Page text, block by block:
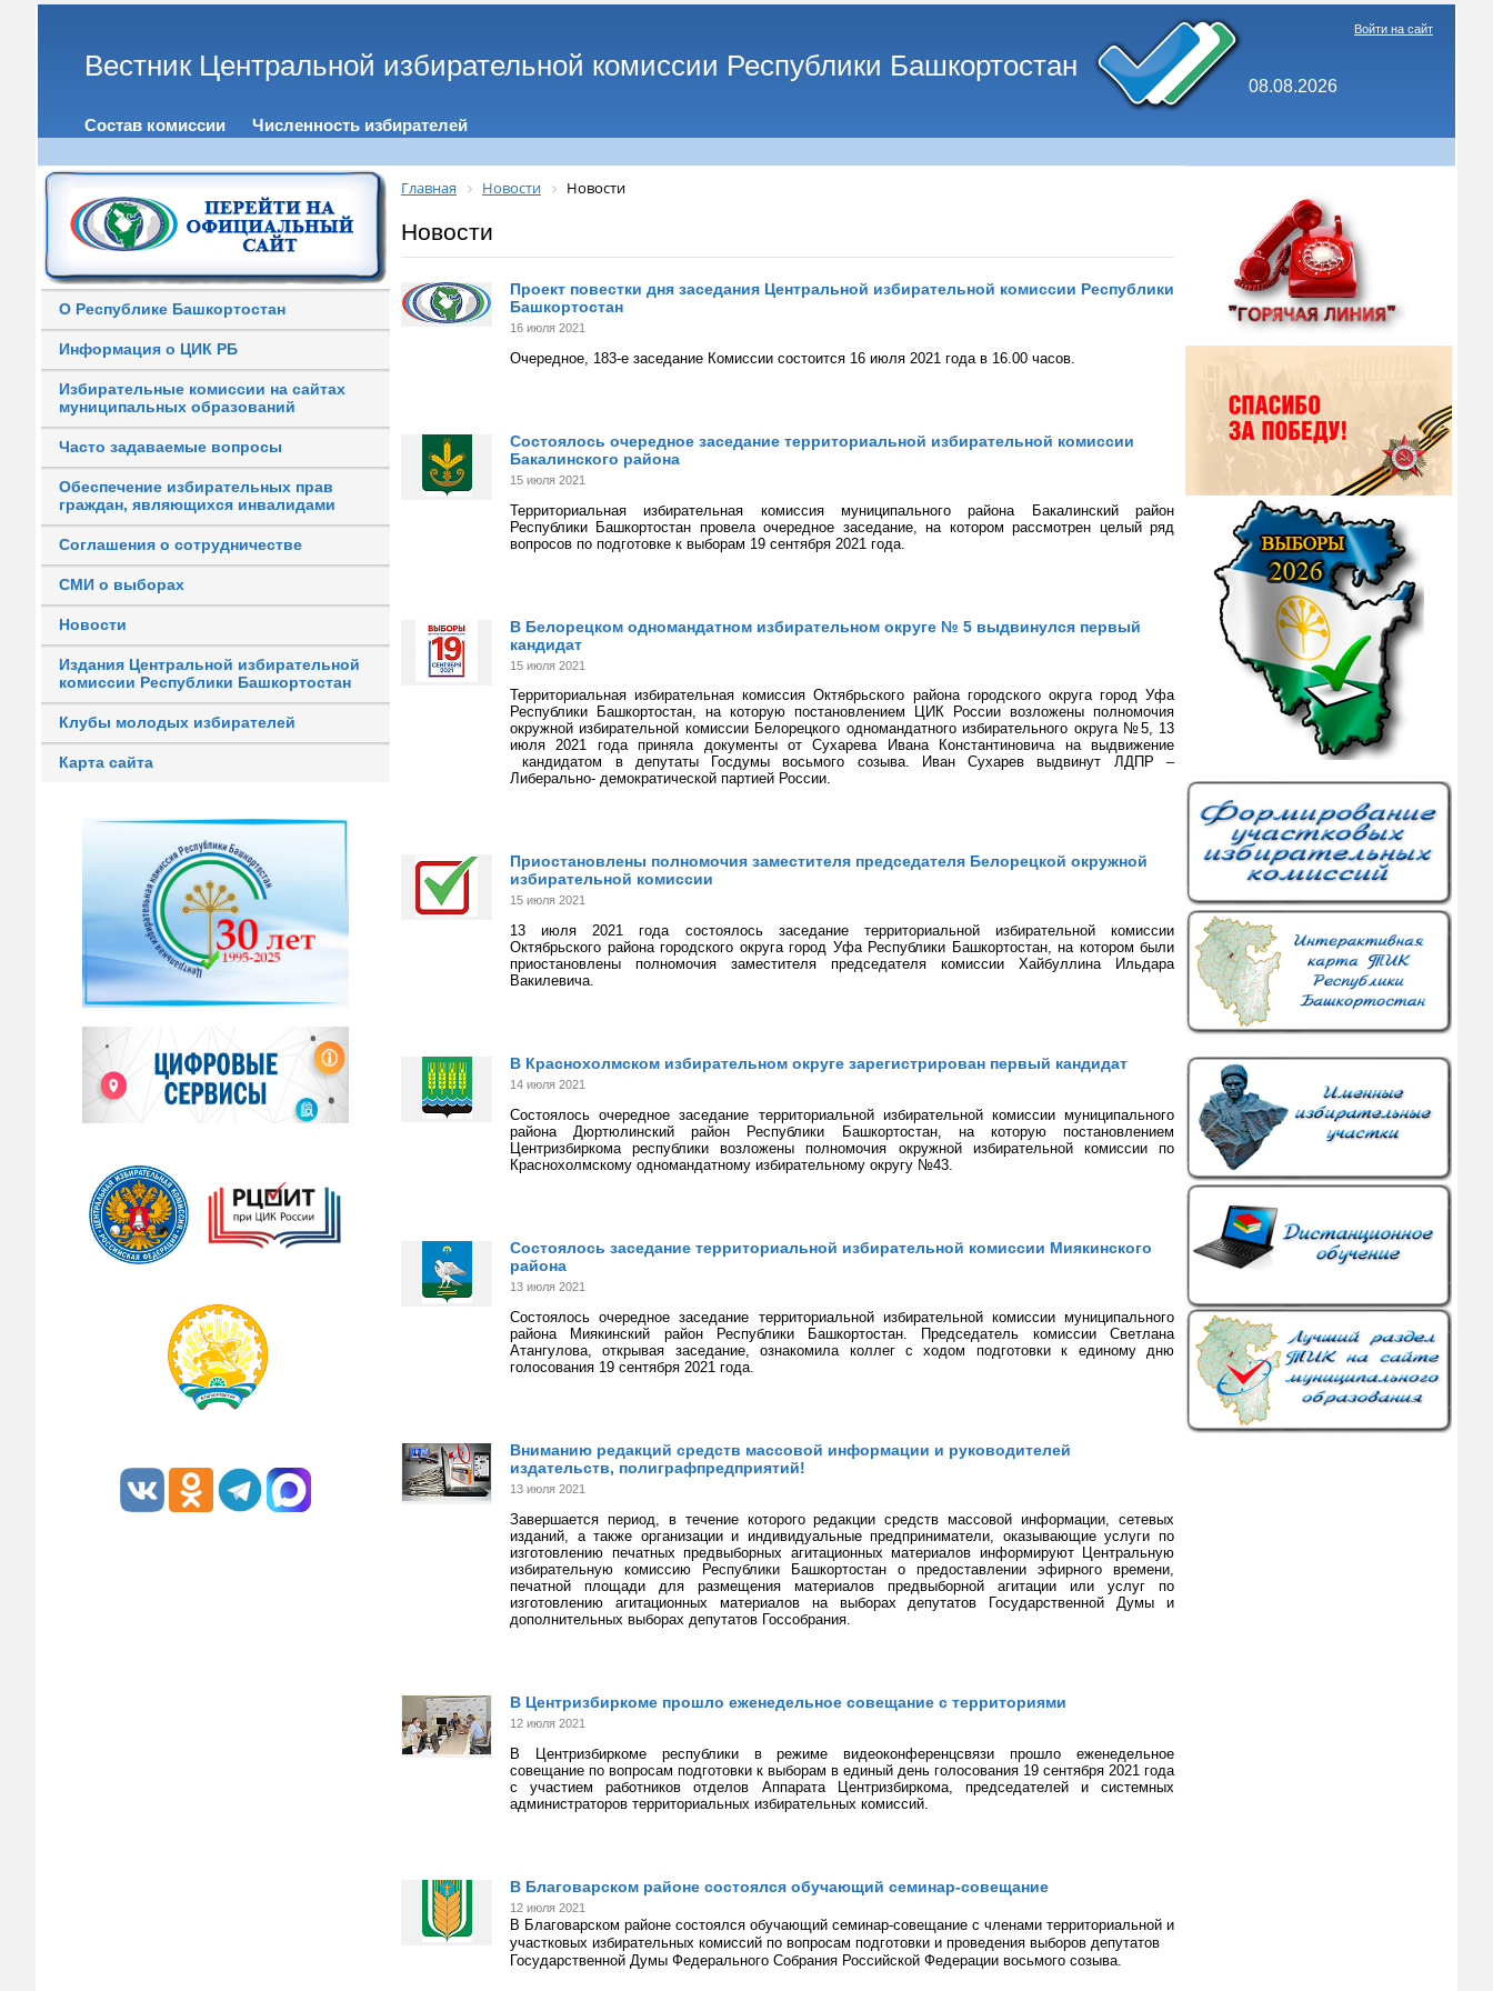
Вестник Центральной избирательной комиссии Республики Башкортостан
08.08.2026
Войти на сайт
Состав комиссии Численность избирателей
О Республике Башкортостан
Информация о ЦИК РБ
Избирательные комиссии на сайтах
муниципальных образований
Часто задаваемые вопросы
Обеспечение избирательных прав
граждан, являющихся инвалидами
Соглашения о сотрудничестве
СМИ о выборах
Новости
Издания Центральной избирательной
комиссии Республики Башкортостан
Клубы молодых избирателей
Карта сайта
Главная Новости Новости
Новости
Проект повестки дня заседания Центральной избирательной комиссии Республики
Башкортостан
16 июля 2021
Очередное, 183-е заседание Комиссии состоится 16 июля 2021 года в 16.00 часов.
Состоялось очередное заседание территориальной избирательной комиссии
Бакалинского района
15 июля 2021
Территориальная избирательная комиссия муниципального района Бакалинский район
Республики Башкортостан провела очередное заседание, на котором рассмотрен целый ряд
вопросов по подготовке к выборам 19 сентября 2021 года.
В Белорецком одномандатном избирательном округе № 5 выдвинулся первый
кандидат
15 июля 2021
Территориальная избирательная комиссия Октябрьского района городского округа город Уфа
Республики Башкортостан, на которую постановлением ЦИК России возложены полномочия
окружной избирательной комиссии Белорецкого одномандатного избирательного округа №5, 13
июля 2021 года приняла документы от Сухарева Ивана Константиновича на выдвижение
кандидатом в депутаты Госдумы восьмого созыва. Иван Сухарев выдвинут ЛДПР –
Либерально- демократической партией России.
Приостановлены полномочия заместителя председателя Белорецкой окружной
избирательной комиссии
15 июля 2021
13 июля 2021 года состоялось заседание территориальной избирательной комиссии
Октябрьского района городского округа город Уфа Республики Башкортостан, на котором были
приостановлены полномочия заместителя председателя комиссии Хайбуллина Ильдара
Вакилевича.
В Краснохолмском избирательном округе зарегистрирован первый кандидат
14 июля 2021
Состоялось очередное заседание территориальной избирательной комиссии муниципального
района Дюртюлинский район Республики Башкортостан, на которую постановлением
Центризбиркома республики возложены полномочия окружной избирательной комиссии по
Краснохолмскому одномандатному избирательному округу №43.
Состоялось заседание территориальной избирательной комиссии Миякинского
района
13 июля 2021
Состоялось очередное заседание территориальной избирательной комиссии муниципального
района Миякинский район Республики Башкортостан. Председатель комиссии Светлана
Атангулова, открывая заседание, ознакомила коллег с ходом подготовки к единому дню
голосования 19 сентября 2021 года.
Вниманию редакций средств массовой информации и руководителей
издательств, полиграфпредприятий!
13 июля 2021
Завершается период, в течение которого редакции средств массовой информации, сетевых
изданий, а также организации и индивидуальные предприниматели, оказывающие услуги по
изготовлению печатных предвыборных агитационных материалов информируют Центральную
избирательную комиссию Республики Башкортостан о предоставлении эфирного времени,
печатной площади для размещения материалов предвыборной агитации или услуг по
изготовлению агитационных материалов на выборах депутатов Государственной Думы и
дополнительных выборах депутатов Госсобрания.
В Центризбиркоме прошло еженедельное совещание с территориями
12 июля 2021
В Центризбиркоме республики в режиме видеоконференцсвязи прошло еженедельное
совещание по вопросам подготовки к выборам в единый день голосования 19 сентября 2021 года
с участием работников отделов Аппарата Центризбиркома, председателей и системных
администраторов территориальных избирательных комиссий.
В Благоварском районе состоялся обучающий семинар-совещание
12 июля 2021
В Благоварском районе состоялся обучающий семинар-совещание с членами территориальной и
участковых избирательных комиссий по вопросам подготовки и проведения выборов депутатов
Государственной Думы Федерального Собрания Российской Федерации восьмого созыва.